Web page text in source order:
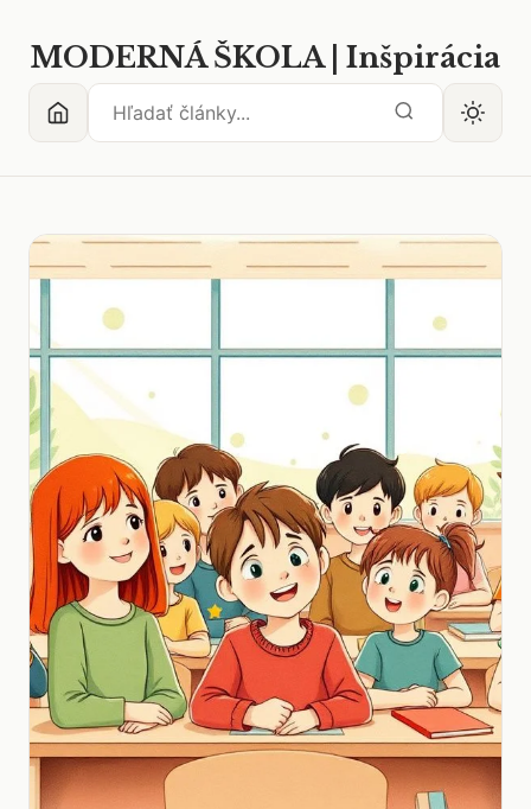
MODERNÁ ŠKOLA | Inšpirácia